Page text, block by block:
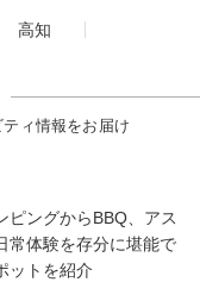
高知
ィ情報をお届け
ピングからBBQ、アス
常体験を存分に堪能で
ットを紹介